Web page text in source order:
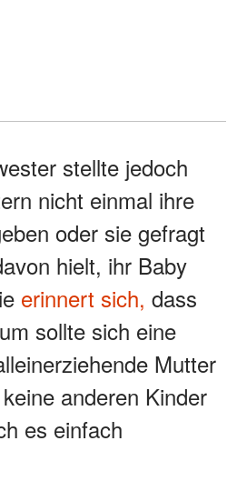
stellte jedoch
nicht einmal ihre
oder sie gefragt
hielt, ihr Baby
erinnert sich, dass
sollte sich eine
Mutter
anderen Kinder
es einfach